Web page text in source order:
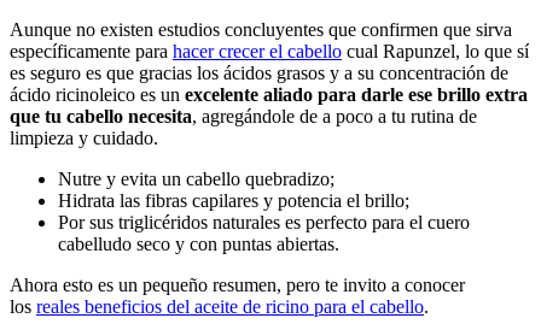
Aunque no existen estudios concluyentes que confirmen que sirva
específicamente para hacer crecer el cabello cual Rapunzel, lo que sí
es seguro es que gracias los ácidos grasos y a su concentración de
ácido ricinoleico es un excelente aliado para darle ese brillo extra
que tu cabello necesita, agregándole de a poco a tu rutina de
limpieza y cuidado.
Nutre y evita un cabello quebradizo;
Hidrata las fibras capilares y potencia el brillo;
Por sus triglicéridos naturales es perfecto para el cuero
cabelludo seco y con puntas abiertas.
Ahora esto es un pequeño resumen, pero te invito a conocer
los reales beneficios del aceite de ricino para el cabello.